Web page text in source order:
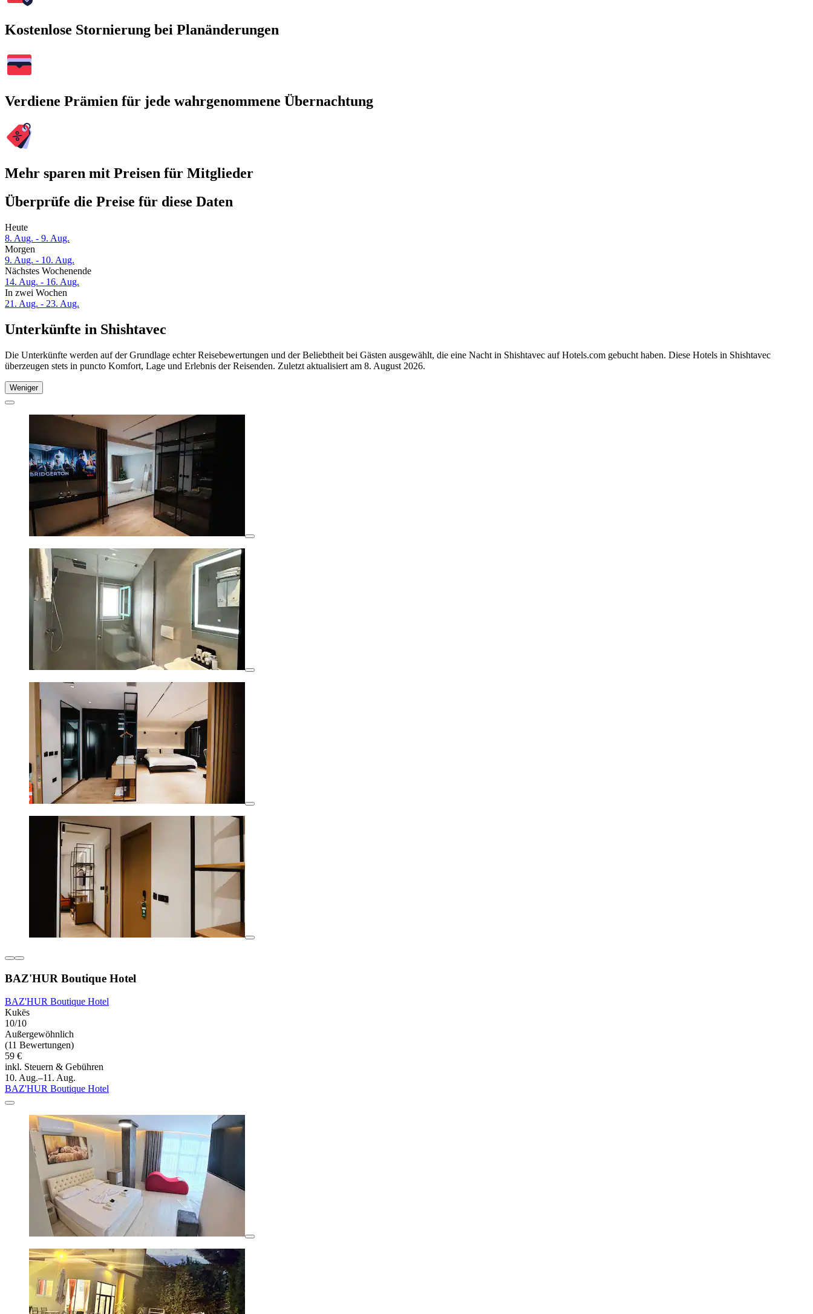
Kostenlose Stornierung bei Planänderungen
Verdiene Prämien für jede wahrgenommene Übernachtung
Mehr sparen mit Preisen für Mitglieder
Überprüfe die Preise für diese Daten
Heute
8. Aug. - 9. Aug.
Morgen
9. Aug. - 10. Aug.
Nächstes Wochenende
14. Aug. - 16. Aug.
In zwei Wochen
21. Aug. - 23. Aug.
Unterkünfte in Shishtavec
Die Unterkünfte werden auf der Grundlage echter Reisebewertungen und der Beliebtheit bei Gästen ausgewählt, die eine Nacht in Shishtavec auf Hotels.com gebucht haben. Diese Hotels in Shishtavec
überzeugen stets in puncto Komfort, Lage und Erlebnis der Reisenden. Zuletzt aktualisiert am 8. August 2026.
Weniger
BAZ'HUR Boutique Hotel
BAZ'HUR Boutique Hotel
Kukës
10/10
Außergewöhnlich
(11 Bewertungen)
59 €
inkl. Steuern & Gebühren
10. Aug.–11. Aug.
BAZ'HUR Boutique Hotel